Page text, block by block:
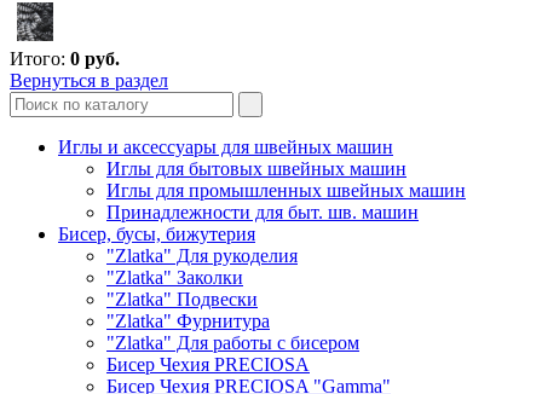
Итого: 0 руб.
Вернуться в раздел
Иглы и аксессуары для швейных машин
Иглы для бытовых швейных машин
Иглы для промышленных швейных машин
Принадлежности для быт. шв. машин
Бисер, бусы, бижутерия
"Zlatka" Для рукоделия
"Zlatka" Заколки
"Zlatka" Подвески
"Zlatka" Фурнитура
"Zlatka" Для работы с бисером
Бисер Чехия PRECIOSA
Бисер Чехия PRECIOSA "Gamma"